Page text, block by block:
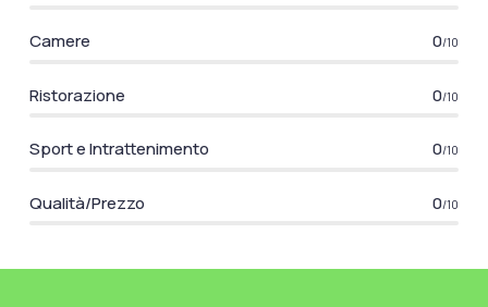
Camere 0/10
Ristorazione 0/10
Sport e Intrattenimento 0/10
Qualità/Prezzo 0/10